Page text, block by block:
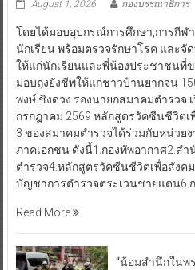
August 1, 2026 กองบรรณาธิการ
โดยได้มอบอุปกรณ์การศึกษา,การกีฬ
นักเรียน พร้อมตรวจรักษาโรค และ
ให้แก่นักเรียนและพี่น้องประชาชนที่
มอบถุงยังชีพให้แก่ชาวบ้านยากจน
พงษ์ ชิงดวง รองนายกสมาคมตำรวจ เ
กรกฎาคม 2569 หลักสูตรวัคซีนชีวิต
3 ของสมาคมตำรวจได้ร่วมกับหน่วย
ภาคเอกชน ดังนี้1.กองทัพอากาศ2.ส
ตำรวจ4.หลักสูตรวัคซีนชีวิตเพื่อสังค
บัญชาการตำรวจตระเวนชายแดน6.
Read More
“น้อมสำนึกใน